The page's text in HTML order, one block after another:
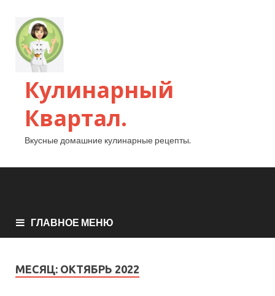
Кулинарный
Квартал.
Вкусные домашние кулинарные рецепты.
ГЛАВНОЕ МЕНЮ
МЕСЯЦ: ОКТЯБРЬ 2022